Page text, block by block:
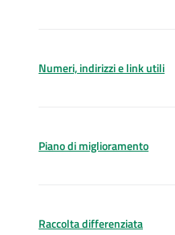
Numeri, indirizzi e link utili
Piano di miglioramento
Raccolta differenziata